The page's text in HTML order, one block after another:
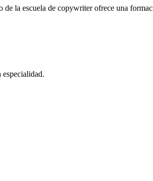
de la escuela de copywriter ofrece una
especialidad.